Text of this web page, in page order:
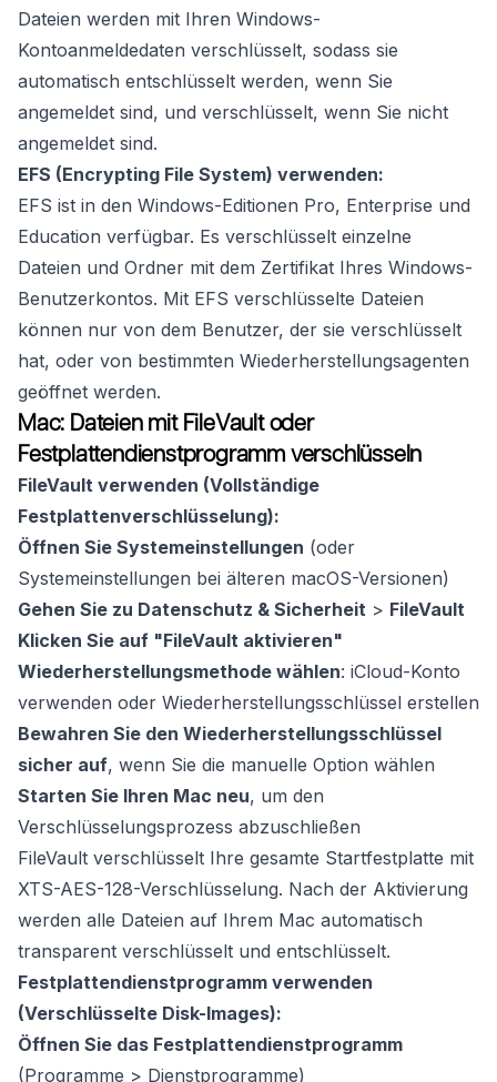
Dateien werden mit Ihren Windows-
Kontoanmeldedaten verschlüsselt, sodass sie
automatisch entschlüsselt werden, wenn Sie
angemeldet sind, und verschlüsselt, wenn Sie nicht
angemeldet sind.
EFS (Encrypting File System) verwenden:
EFS ist in den Windows-Editionen Pro, Enterprise und
Education verfügbar. Es verschlüsselt einzelne
Dateien und Ordner mit dem Zertifikat Ihres Windows-
Benutzerkontos. Mit EFS verschlüsselte Dateien
können nur von dem Benutzer, der sie verschlüsselt
hat, oder von bestimmten Wiederherstellungsagenten
geöffnet werden.
Mac: Dateien mit FileVault oder
Festplattendienstprogramm verschlüsseln
FileVault verwenden (Vollständige
Festplattenverschlüsselung):
Öffnen Sie Systemeinstellungen (oder
Systemeinstellungen bei älteren macOS-Versionen)
Gehen Sie zu Datenschutz & Sicherheit > FileVault
Klicken Sie auf "FileVault aktivieren"
Wiederherstellungsmethode wählen: iCloud-Konto
verwenden oder Wiederherstellungsschlüssel erstellen
Bewahren Sie den Wiederherstellungsschlüssel
sicher auf, wenn Sie die manuelle Option wählen
Starten Sie Ihren Mac neu, um den
Verschlüsselungsprozess abzuschließen
FileVault verschlüsselt Ihre gesamte Startfestplatte mit
XTS-AES-128-Verschlüsselung. Nach der Aktivierung
werden alle Dateien auf Ihrem Mac automatisch
transparent verschlüsselt und entschlüsselt.
Festplattendienstprogramm verwenden
(Verschlüsselte Disk-Images):
Öffnen Sie das Festplattendienstprogramm
(Programme > Dienstprogramme)